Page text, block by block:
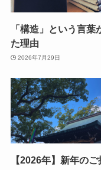
「構造」という言葉
た理由
2026年7月29日
【2026年】新年のご